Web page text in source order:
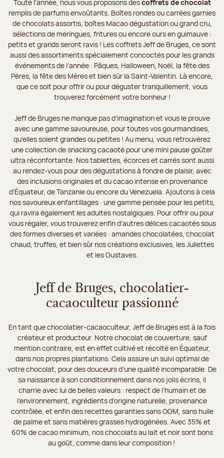
Toute l’année, nous vous proposons descoffrets de chocolat
remplis de parfums envoûtants. Boîtes rondes ou carrées garnies
de chocolats assortis, boîtes Macao dégustation ou grand cru,
sélections de meringues, fritures ou encore ours en guimauve :
petits et grands seront ravis ! Les coffrets Jeff de Bruges, ce sont
aussi des assortiments spécialement concoctés pour les grands
événements de l’année : Pâques, Halloween, Noël, la fête des
Pères, la fête des Mères et bien sûr la Saint-Valentin. Là encore,
que ce soit pour offrir ou pour déguster tranquillement, vous
trouverez forcément votre bonheur !
Jeff de Bruges ne manque pas d’imagination et vous le prouve
avec une gamme savoureuse, pour toutes vos gourmandises,
qu’elles soient grandes ou petites ! Au menu, vous retrouverez
une collection de snacking cacaoté pour une mini pause goûter
ultra réconfortante. Nos tablettes, écorces et carrés sont aussi
au rendez-vous pour des dégustations à fondre de plaisir, avec
des inclusions originales et du cacao intense en provenance
d’Équateur, de Tanzanie ou encore du Venezuela. Ajoutons à cela
nos savoureux enfantillages : une gamme pensée pour les petits,
qui ravira également les adultes nostalgiques. Pour offrir ou pour
vous régaler, vous trouverez enfin d’autres délices cacaotés sous
des formes diverses et variées : amandes chocolatées, chocolat
chaud, truffes, et bien sûr nos créations exclusives, les Juliettes
et les Gustaves.
Jeff de Bruges, chocolatier-
cacaoculteur passionné
En tant que chocolatier-cacaoculteur, Jeff de Bruges est à la fois
créateur et producteur. Notre chocolat de couverture, sauf
mention contraire, est en effet cultivé et récolté en Équateur,
dans nos propres plantations. Cela assure un suivi optimal de
votre chocolat, pour des douceurs d’une qualité incomparable. De
sa naissance à son conditionnement dans nos jolis écrins, il
charrie avec lui de belles valeurs : respect de l’humain et de
l’environnement, ingrédients d’origine naturelle, provenance
contrôlée, et enfin des recettes garanties sans OGM, sans huile
de palme et sans matières grasses hydrogénées. Avec 35% et
60% de cacao minimum, nos chocolats au lait et noir sont bons
au goût, comme dans leur composition !